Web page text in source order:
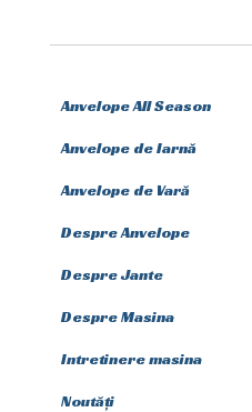
Anvelope All Season
Anvelope de Iarnă
Anvelope de Vară
Despre Anvelope
Despre Jante
Despre Masina
Intretinere masina
Noutăți